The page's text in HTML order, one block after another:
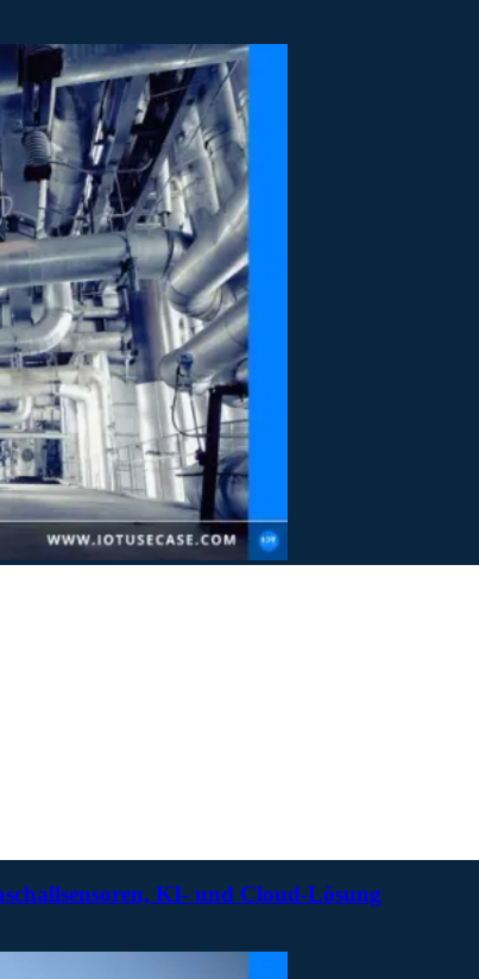
KI- und Cloud-Lösung